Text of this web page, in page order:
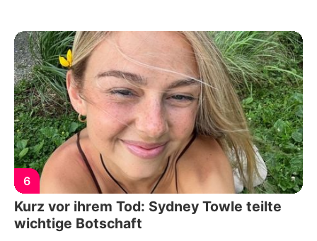
6
Kurz vor ihrem Tod: Sydney Towle teilte
wichtige Botschaft